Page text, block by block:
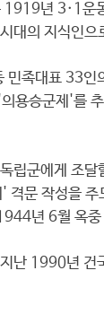
1919년 3·1운
대의 지식인으
민족대표 33인
용승군제'를
립군에게 조달
격문 작성을 주
년 6월 옥중
난 1990년 건